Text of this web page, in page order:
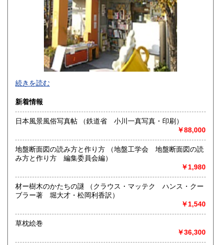
781円 愛媛県
781円 福岡県
781円 長崎県
781円 大分県
沖縄県 1,452円
文学・歴史・美術などの専門書をはじめ、小説・サブカルチ
ャーなどの一般書、初版本などの稀覯（きこう）本、昭和30
年代までのごく古い本、車・バイク・鉄道などの雑誌、全
集、文庫、新書など、江戸期から現代までの商品がぎっし
沿線名：JR山陽本線
最寄駅：JR岡山駅乗り場2『備前白石』停留所にて下車
定休日：年中無休
続きを読む
新着情報
日本風景風俗写真帖 （鉄道省 小川一真写真・印刷）
￥88,000
地盤断面図の読み方と作り方 （地盤工学会 地盤断面図の読
み方と作り方 編集委員会編）
￥1,980
材ー樹木のかたちの謎 （クラウス・マッテク ハンス・クー
ブラー著 堀大才・松岡利香訳）
￥1,540
草枕絵巻
￥36,300